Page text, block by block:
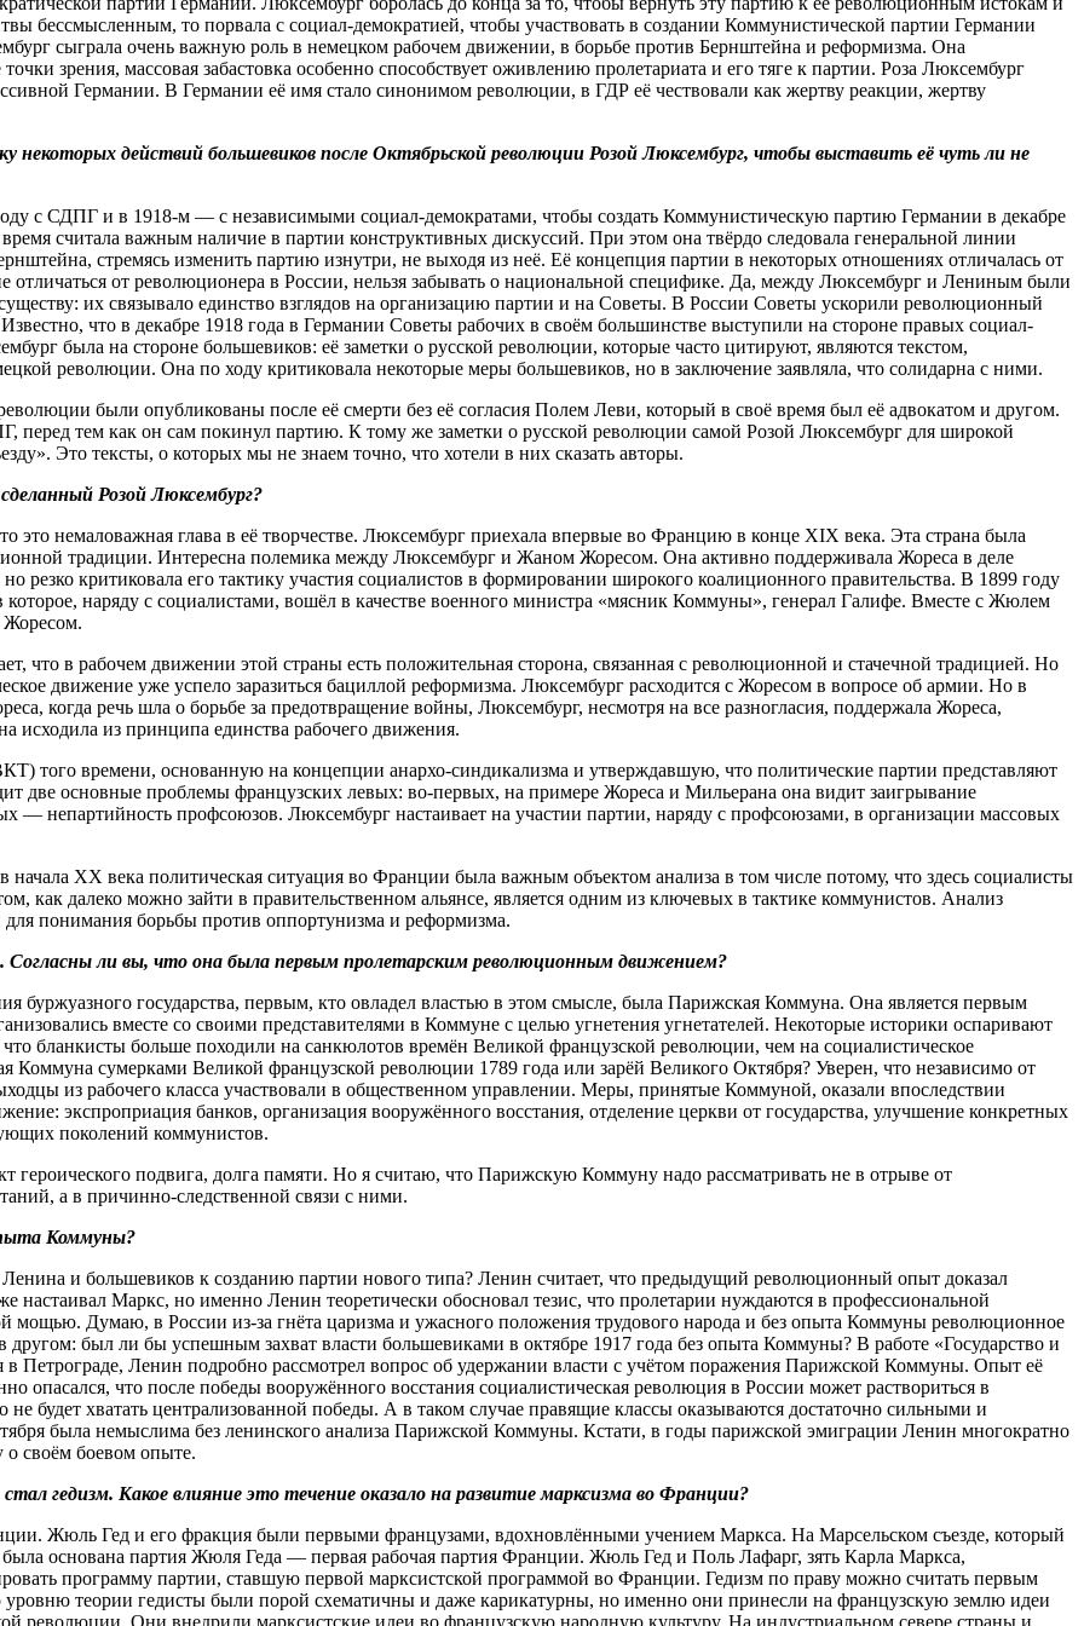
бессмысленным, то порвала с социал-демократией, чтобы участвовать в создании Коммунистической партии Германии
сыграла очень важную роль в немецком рабочем движении, в борьбе против Бернштейна и реформизма. Она
зрения, массовая забастовка особенно способствует оживлению пролетариата и его тяге к партии. Роза Люксембург
Германии. В Германии её имя стало синонимом революции, в ГДР её чествовали как жертву реакции, жертву
действий большевиков после Октябрьской революции Розой Люксембург, чтобы выставить её чуть ли не
с СДПГ и в 1918-м — с независимыми социал-демократами, чтобы создать Коммунистическую партию Германии в декабре
считала важным наличие в партии конструктивных дискуссий. При этом она твёрдо следовала генеральной линии
стремясь изменить партию изнутри, не выходя из неё. Её концепция партии в некоторых отношениях отличалась от
от революционера в России, нельзя забывать о национальной специфике. Да, между Люксембург и Лениным были
их связывало единство взглядов на организацию партии и на Советы. В России Советы ускорили революционный
что в декабре 1918 года в Германии Советы рабочих в своём большинстве выступили на стороне правых социал-
была на стороне большевиков: её заметки о русской революции, которые часто цитируют, являются текстом,
революции. Она по ходу критиковала некоторые меры большевиков, но в заключение заявляла, что солидарна с ними.
были опубликованы после её смерти без её согласия Полем Леви, который в своё время был её адвокатом и другом.
тем как он сам покинул партию. К тому же заметки о русской революции самой Розой Люксембург для широкой
Это тексты, о которых мы не знаем точно, что хотели в них сказать авторы.
Розой Люксембург?
это немаловажная глава в её творчестве. Люксембург приехала впервые во Францию в конце XIX века. Эта страна была
традиции. Интересна полемика между Люксембург и Жаном Жоресом. Она активно поддерживала Жореса в деле
резко критиковала его тактику участия социалистов в формировании широкого коалиционного правительства. В 1899 году
которое, наряду с социалистами, вошёл в качестве военного министра «мясник Коммуны», генерал Галифе. Вместе с Жюлем
Жоресом.
что в рабочем движении этой страны есть положительная сторона, связанная с революционной и стачечной традицией. Но
движение уже успело заразиться бациллой реформизма. Люксембург расходится с Жоресом в вопросе об армии. Но в
когда речь шла о борьбе за предотвращение войны, Люксембург, несмотря на все разногласия, поддержала Жореса,
из принципа единства рабочего движения.
того времени, основанную на концепции анархо-синдикализма и утверждавшую, что политические партии представляют
две основные проблемы французских левых: во-первых, на примере Жореса и Мильерана она видит заигрывание
— непартийность профсоюзов. Люксембург настаивает на участии партии, наряду с профсоюзами, в организации массовых
XX века политическая ситуация во Франции была важным объектом анализа в том числе потому, что здесь социалисты
как далеко можно зайти в правительственном альянсе, является одним из ключевых в тактике коммунистов. Анализ
понимания борьбы против оппортунизма и реформизма.
ли вы, что она была первым пролетарским революционным движением?
буржуазного государства, первым, кто овладел властью в этом смысле, была Парижская Коммуна. Она является первым
вместе со своими представителями в Коммуне с целью угнетения угнетателей. Некоторые историки оспаривают
бланкисты больше походили на санкюлотов времён Великой французской революции, чем на социалистическое
сумерками Великой французской революции 1789 года или зарёй Великого Октября? Уверен, что независимо от
из рабочего класса участвовали в общественном управлении. Меры, принятые Коммуной, оказали впоследствии
экспроприация банков, организация вооружённого восстания, отделение церкви от государства, улучшение конкретных
поколений коммунистов.
героического подвига, долга памяти. Но я считаю, что Парижскую Коммуну надо рассматривать не в отрыве от
а в причинно-следственной связи с ними.
Коммуны?
и большевиков к созданию партии нового типа? Ленин считает, что предыдущий революционный опыт доказал
настаивал Маркс, но именно Ленин теоретически обосновал тезис, что пролетарии нуждаются в профессиональной
мощью. Думаю, в России из-за гнёта царизма и ужасного положения трудового народа и без опыта Коммуны революционное
был ли бы успешным захват власти большевиками в октябре 1917 года без опыта Коммуны? В работе «Государство и
в Петрограде, Ленин подробно рассмотрел вопрос об удержании власти с учётом поражения Парижской Коммуны. Опыт её
опасался, что после победы вооружённого восстания социалистическая революция в России может раствориться в
будет хватать централизованной победы. А в таком случае правящие классы оказываются достаточно сильными и
была немыслима без ленинского анализа Парижской Коммуны. Кстати, в годы парижской эмиграции Ленин многократно
о своём боевом опыте.
гедизм. Какое влияние это течение оказало на развитие марксизма во Франции?
Жюль Гед и его фракция были первыми французами, вдохновлёнными учением Маркса. На Марсельском съезде, который
основана партия Жюля Геда — первая рабочая партия Франции. Жюль Гед и Поль Лафарг, зять Карла Маркса,
программу партии, ставшую первой марксистской программой во Франции. Гедизм по праву можно считать первым
теории гедисты были порой схематичны и даже карикатурны, но именно они принесли на французскую землю идеи
революции. Они внедрили марксистские идеи во французскую народную культуру. На индустриальном севере страны и